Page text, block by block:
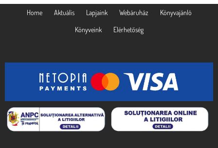
Home Aktuális Lapjaink Webáruház Könyvajánló
Könyveink Elérhetőség